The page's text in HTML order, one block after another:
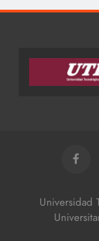
Universidad